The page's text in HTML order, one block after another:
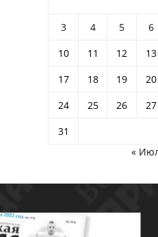
3
4 5 6
10
11 12 13
17
18 19 20
24
25 26 27
31
«